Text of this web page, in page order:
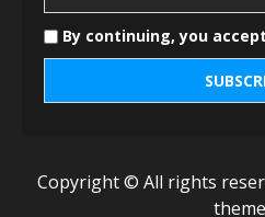
By continuing, you
Copyright © All rights